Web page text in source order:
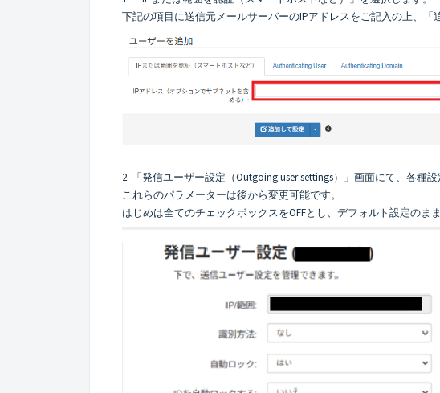
下記の項目に送信元メールサーバーのIPアドレスをご記入の上、「
2. 「発信ユーザー設定（Outgoing user settings）」画面にて、各種
これらのパラメーターは後から変更可能です。
はじめは全てのチェックボックスをOFFとし、デフォルト設定のま